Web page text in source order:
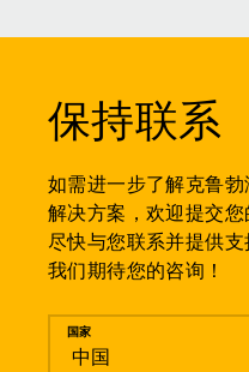
保持联系
如需进一步了解克鲁
解决方案，欢迎提交
尽快与您联系并提供支
我们期待您的咨询！
留言
国家